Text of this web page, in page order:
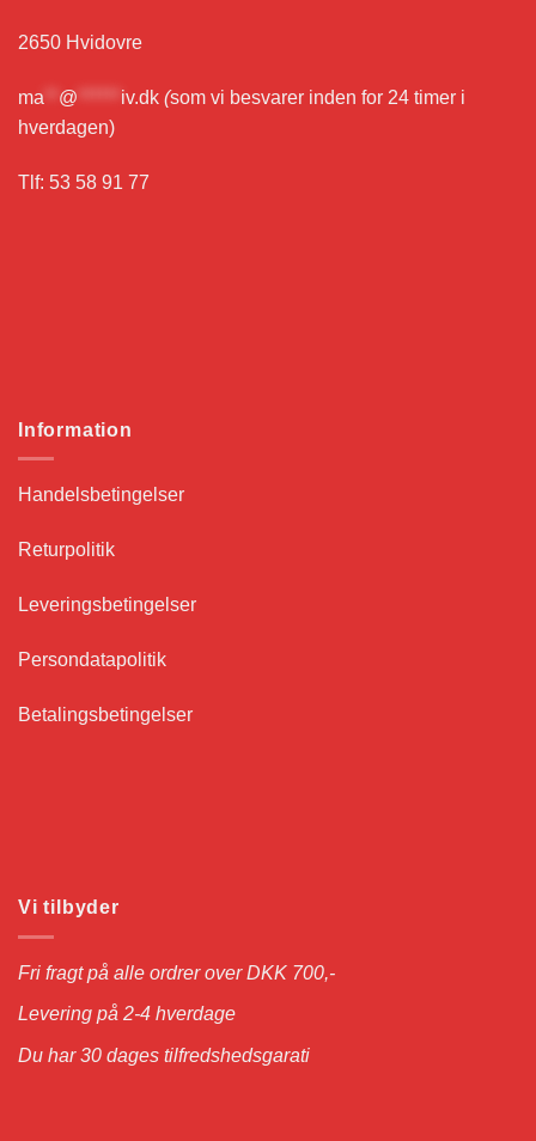
2650 Hvidovre
ma @ iv.dk (som vi besvarer inden for 24 timer i
hverdagen)
Tlf: 53 58 91 77
Information
Handelsbetingelser
Returpolitik
Leveringsbetingelser
Persondatapolitik
Betalingsbetingelser
Vi tilbyder
Fri fragt på alle ordrer over DKK 700,-
Levering på 2-4 hverdage
Du har 30 dages tilfredshedsgarati